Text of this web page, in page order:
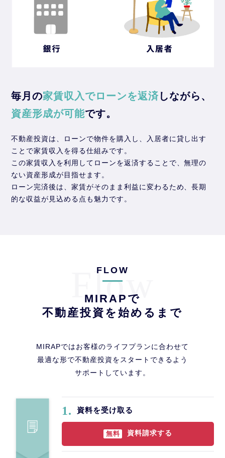
毎月の家賃収入でローンを返済しながら、
資産形成が可能です。
不動産投資は、ローンで物件を購入し、入居者に貸し出す
ことで家賃収入を得る仕組みです。
この家賃収入を利用してローンを返済することで、無理の
ない資産形成が目指せます。
ローン完済後は、家賃がそのまま利益に変わるため、長期
的な収益が見込める点も魅力です。
FLOW
MIRAPで
不動産投資を始めるまで
Flow
MIRAPではお客様のライフプランに合わせて
最適な形で不動産投資をスタートできるよう
サポートしています。
1. 資料を受け取る
無料 資料請求する